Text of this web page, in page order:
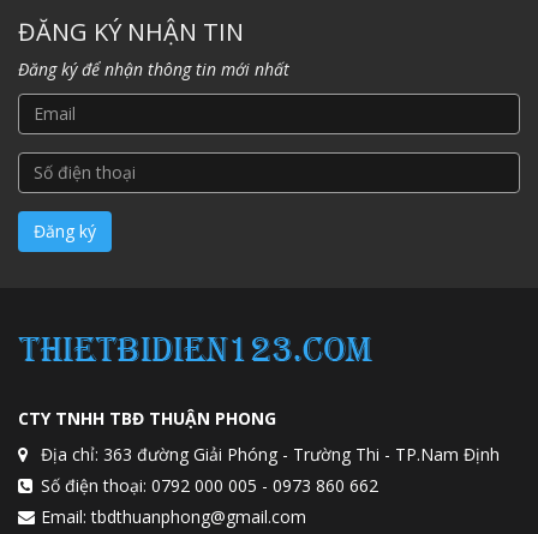
ĐĂNG KÝ NHẬN TIN
Đăng ký để nhận thông tin mới nhất
CTY TNHH TBĐ THUẬN PHONG
Địa chỉ: 363 đường Giải Phóng - Trường Thi - TP.Nam Định
Số điện thoại: 0792 000 005 - 0973 860 662
Email: tbdthuanphong@gmail.com